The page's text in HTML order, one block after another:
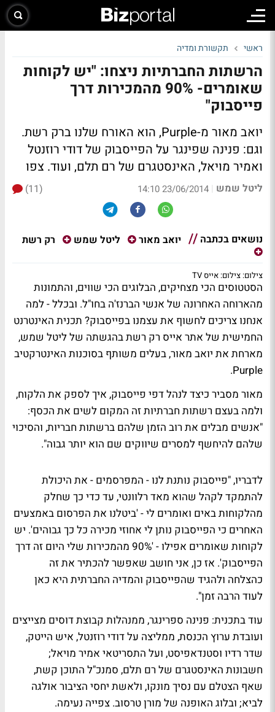
ראשי תקשורת ומדיה
הרשתות החברתיות ניצחו: "יש לקוחות
שאומרים- 90% מהמכירות דרך
פייסבוק"
יואב מאור מ-Purple, הוא האורח שלנו ב רק רשת.
וגם: פנינה שפינגר על הפייסבוק של דודי רוזנטל
ואמיר מויאל, האינסטגרם של רם תלם, ועוד. צפו
ליטל שמש |
23/06/2014 14:10
(11)
נושאים בכתבה יואב מאור ליטל שמש רק רשת
צילום: צילום: אייס TV
הסטטוסים הכי מצחיקים, הבלוגים הכי שווים, והתמונות
מהארוחה האחרונה של אנשי הברנז'ה בחו"ל. ובכלל - למה
אנחנו צריכים לחשוף את עצמנו בפייסבוק? תכנית האינטרנט
החמישית של אתר אייס רק רשתבהגשתה שלליטל שמש,
מארחת את יואב מאור, בעלים משותף בסוכנות האינטרקטיב
Purple
.
מאור מסביר כיצד לנהל דפי פייסבוק, איך לספק את הלקוח,
ולמה בעצם רשתות חברתיות זה המקום לשים את הכסף:
"אנשים מבלים את רוב הזמן שלהם ברשתות חבריות, והסיכוי
שלהם להיחשף למסרים שיווקים שם הוא יותר גבוה".
לדבריו, "פייסבוק נותנת לנו - המפרסמים - את היכולת
להתמקד לקהל שהוא מאד רלוונטי, עד כדי כך שחלק
מהלקוחות באים ואומרים לי - 'ביטלנו את הפרסום באמצעים
האחרים כי הפייסבוק נותן לי אחוזי מכירה כל כך גבוהים'. יש
לקוחות שאומרים אפילו - '90% מהמכירות שלי היום זה דרך
הפייסבוק'. אז כן, אני חושב שאפשר להכתיר את זה
כהצלחה ולהגיד שהפייסבוק והמדיה החברתית היא כאן
לעוד הרבה זמן".
עוד בתכנית: פנינה ספרינגר, ממנהלות קבוצתדוסים מצייצים
ועובדת ערוץ הכנסת, ממליצה עלדודי רוזנטל, איש הייטק,
שדר רדיו וסטנדאפיסט, ועל התסריטאי אמיר מויאל;
חשבונות האינסטגרם של רם תלם, סמנכ"ל התוכן קשת,
שאף הצטלם עם נסיך מונקו, ולאשת יחסי הציבור אולגה
לביא; ובלוג האופנה של מורן טרסוב. צפייה נעימה.